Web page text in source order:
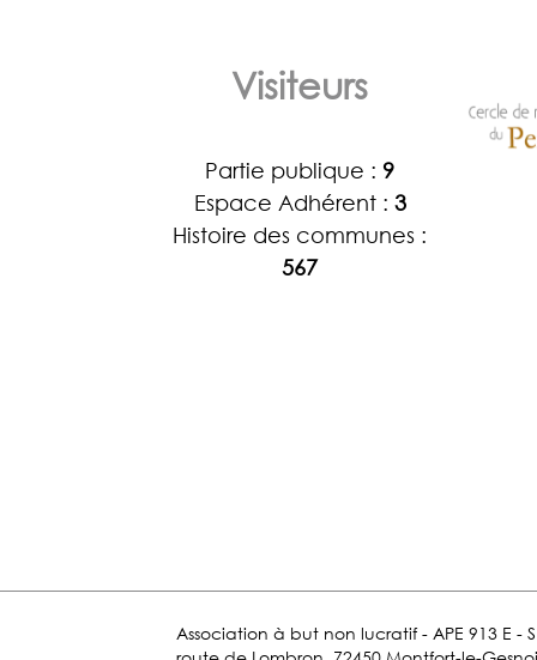
Visiteurs
Partie publique : 9
Espace Adhérent : 3
Histoire des communes :
567
Association à but non lucratif - APE 913 E -